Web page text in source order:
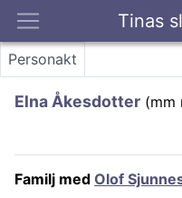
Tinas
Kontakt
Personakt
Elna Åkesdotter (mm
Familj med Olof